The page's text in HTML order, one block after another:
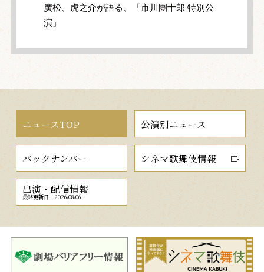
廣松、虎之介が語る、「市川團十郎 特別公
演」
ニュースTOP 公演別ニュース
バックナンバー シネマ歌舞伎情報
出演・配信情報
最終更新日：2026/08/06